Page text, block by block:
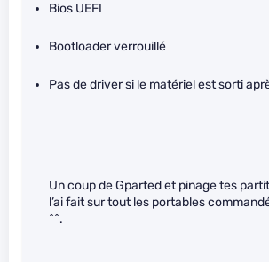
Bios UEFI
Bootloader verrouillé
Pas de driver si le matériel est sorti
Un coup de Gparted et pinage tes
l’ai fait sur tout les portables
^^.